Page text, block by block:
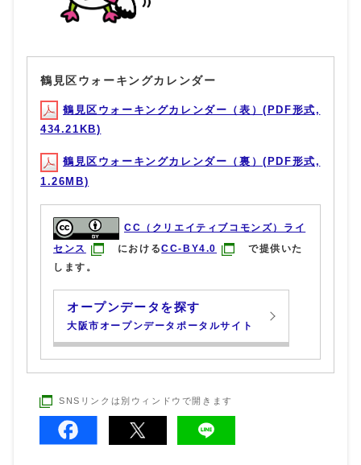
鶴見区ウォーキングカレンダー
鶴見区ウォーキングカレンダー（表）(PDF形式,
434.21KB)
鶴見区ウォーキングカレンダー（裏）(PDF形式,
1.26MB)
CC（クリエイティブコモンズ）ライ
センス
におけるCC-BY4.0
で提供いた
します。
オープンデータを探す
大阪市オープンデータポータルサイト
SNSリンクは別ウィンドウで開きます